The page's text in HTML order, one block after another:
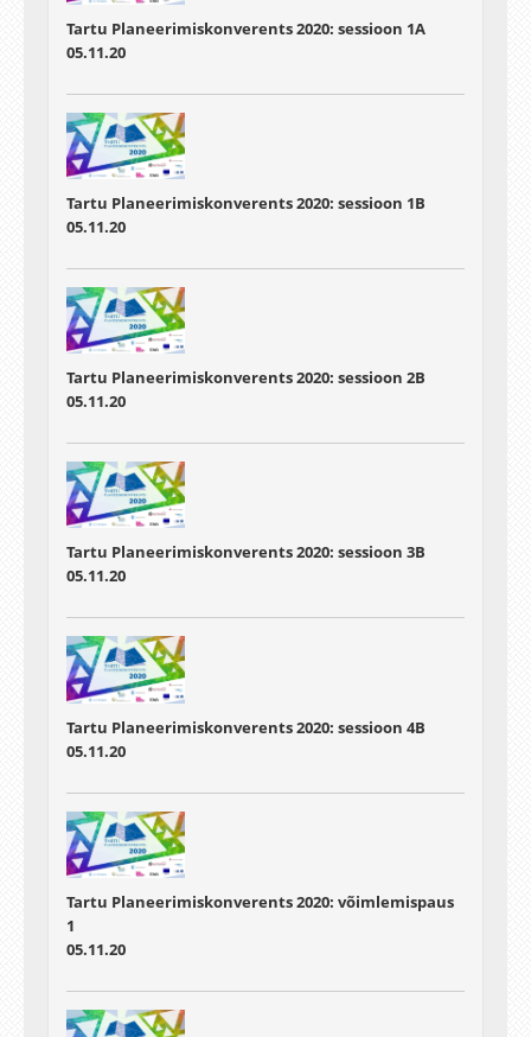
Tartu Planeerimiskonverents 2020: sessioon 1A
05.11.20
Tartu Planeerimiskonverents 2020: sessioon 1B
05.11.20
Tartu Planeerimiskonverents 2020: sessioon 2B
05.11.20
Tartu Planeerimiskonverents 2020: sessioon 3B
05.11.20
Tartu Planeerimiskonverents 2020: sessioon 4B
05.11.20
Tartu Planeerimiskonverents 2020: võimlemispaus
1
05.11.20